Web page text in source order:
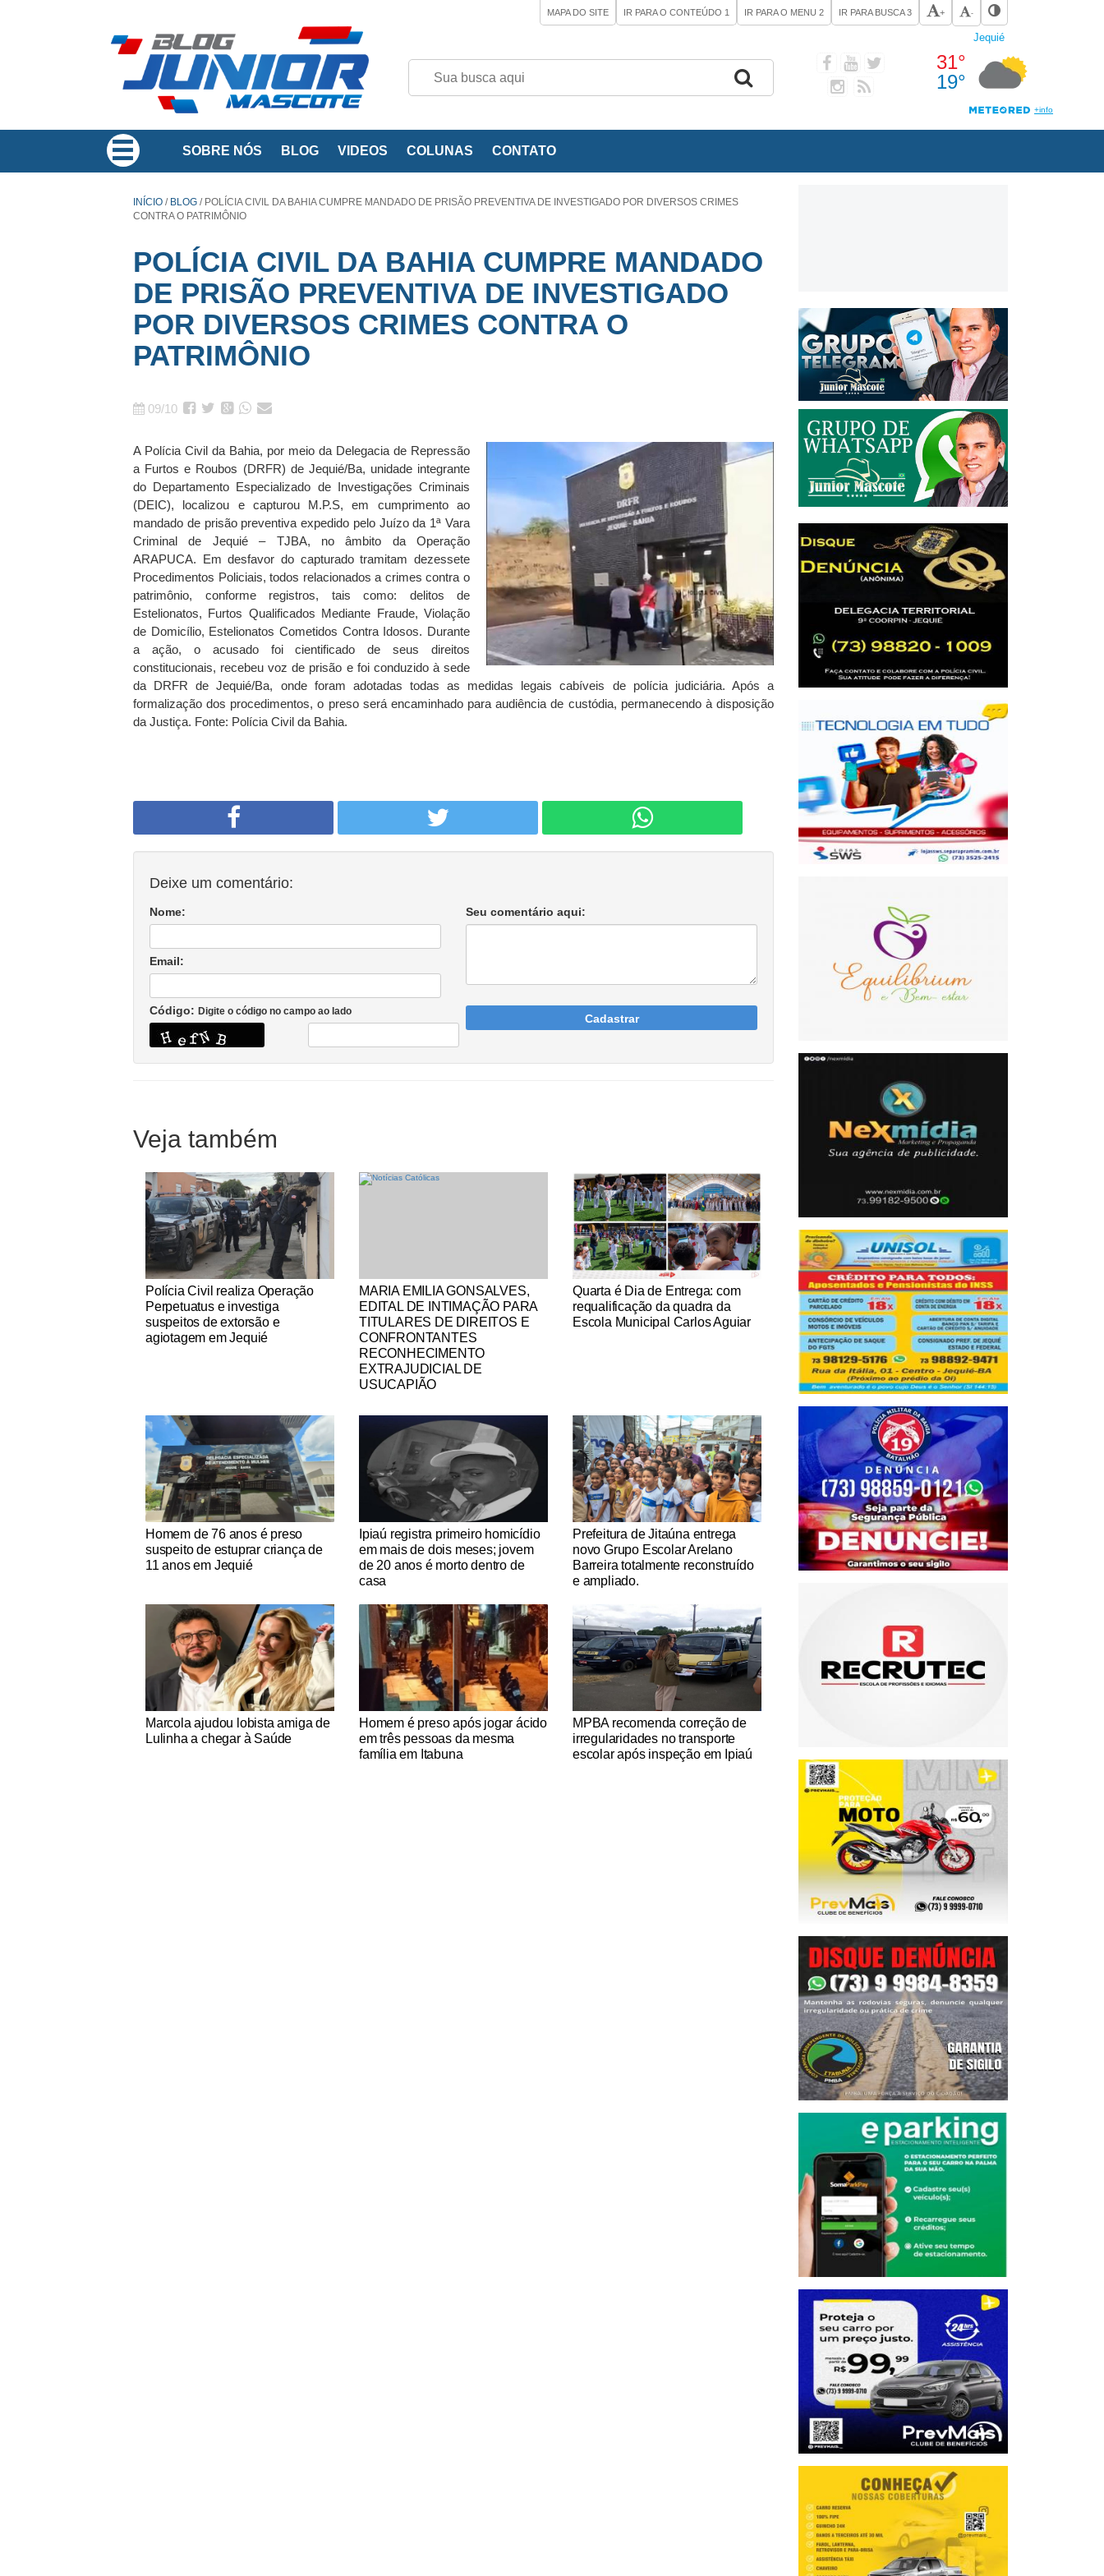
MAPA DO SITE IR PARA O CONTEÚDO 1 IR PARA O MENU 2 IR PARA BUSCA3 + -
SOBRE NÓS BLOG VIDEOS COLUNAS CONTATO
INÍCIO / BLOG /POLÍCIA CIVIL DA BAHIA CUMPRE MANDADO DE PRISÃO PREVENTIVA DE INVESTIGADO POR DIVERSOS CRIMES
CONTRA O PATRIMÔNIO
POLÍCIA CIVIL DA BAHIA CUMPRE MANDADO
DE PRISÃO PREVENTIVA DE INVESTIGADO
POR DIVERSOS CRIMES CONTRA O
PATRIMÔNIO
09/10
A Polícia Civil da Bahia, por meio da Delegacia de Repressão
a Furtos e Roubos (DRFR) de Jequié/Ba, unidade integrante
do Departamento Especializado de Investigações Criminais
(DEIC), localizou e capturou M.P.S, em cumprimento ao
mandado de prisão preventiva expedido pelo Juízo da 1ª Vara
Criminal de Jequié – TJBA, no âmbito da Operação
ARAPUCA. Em desfavor do capturado tramitam dezessete
Procedimentos Policiais, todos relacionados a crimes contra o
patrimônio, conforme registros, tais como: delitos de
Estelionatos, Furtos Qualificados Mediante Fraude, Violação
de Domicílio, Estelionatos Cometidos Contra Idosos. Durante
a ação, o acusado foi cientificado de seus direitos
constitucionais, recebeu voz de prisão e foi conduzido à sede
da DRFR de Jequié/Ba, onde foram adotadas todas as medidas legais cabíveis de polícia judiciária. Após a
formalização dos procedimentos, o preso será encaminhado para audiência de custódia, permanecendo à disposição
da Justiça. Fonte: Polícia Civil da Bahia.
Deixe um comentário:
Nome:
Email:
Código: Digite o código no campo ao lado
Seu comentário aqui:
Cadastrar
Veja também
Notícias Católicas
Polícia Civil realiza Operação
Perpetuatus e investiga
suspeitos de extorsão e
agiotagem em Jequié
Notícias Católicas
MARIA EMILIA GONSALVES,
EDITAL DE INTIMAÇÃO PARA
TITULARES DE DIREITOS E
CONFRONTANTES
RECONHECIMENTO
EXTRAJUDICIAL DE
USUCAPIÃO
Notícias Católicas
Quarta é Dia de Entrega: com
requalificação da quadra da
Escola Municipal Carlos Aguiar
Notícias Católicas
Homem de 76 anos é preso
suspeito de estuprar criança de
11 anos em Jequié
Notícias Católicas
Ipiaú registra primeiro homicídio
em mais de dois meses; jovem
de 20 anos é morto dentro de
casa
Notícias Católicas
Prefeitura de Jitaúna entrega
novo Grupo Escolar Arelano
Barreira totalmente reconstruído
e ampliado.
Notícias Católicas
Marcola ajudou lobista amiga de
Lulinha a chegar à Saúde
Notícias Católicas
Homem é preso após jogar ácido
em três pessoas da mesma
família em Itabuna
Notícias Católicas
MPBA recomenda correção de
irregularidades no transporte
escolar após inspeção em Ipiaú